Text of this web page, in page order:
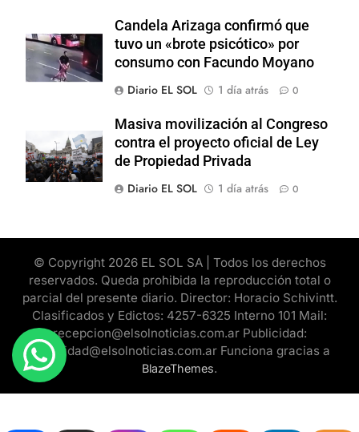
Candela Arizaga confirmó que
tuvo un «brote psicótico» por
consumo con Facundo Moyano
Diario EL SOL
1 día atrás 0
Masiva movilización al Congreso
contra el proyecto oficial de Ley
de Propiedad Privada
Diario EL SOL
1 día atrás 0
© Copyright 2026 EL SOL SA | Todos los derechos
reservados. Queda prohibida la reproducción total o
parcial del presente diario. Director: Horacio Schivintt.
Clasificados y Edictos: 4257-6325 Interno 101 Mail:
recepcion@elsolnoticias.com.ar Publicidad:
publicidad@elsolnoticias.com.ar Funciona gracias a
BlazeThemes.